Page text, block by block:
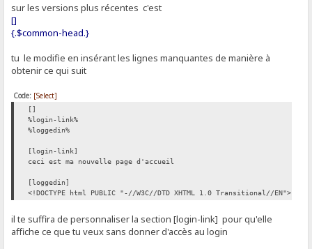
sur les versions plus récentes c'est
[]
{.$common-head.}
tu le modifie en insérant les lignes manquantes de manière à
obtenir ce qui suit
Code: [Select]
[]
%login-link%
%loggedin%
[login-link]
ceci est ma nouvelle page d'accueil
[loggedin]
<!DOCTYPE html PUBLIC "-//W3C//DTD XHTML 1.0 Transitional//EN">
il te suffira de personnaliser la section [login-link] pour qu'elle
affiche ce que tu veux sans donner d'accès au login